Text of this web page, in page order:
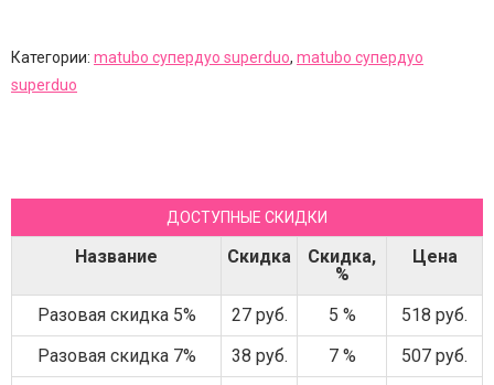
Категории: matubo супердуо superduo, matubo супердуо
superduo
ДОСТУПНЫЕ СКИДКИ
Название Скидка
Скидка,
%
Цена
Разовая скидка 5% 27 руб. 5 %
518 руб.
Разовая скидка 7%
38 руб. 7 %
507 руб.